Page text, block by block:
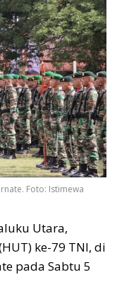
Foto: Istimewa
Utara,
ke-79 TNI, di
pada Sabtu 5